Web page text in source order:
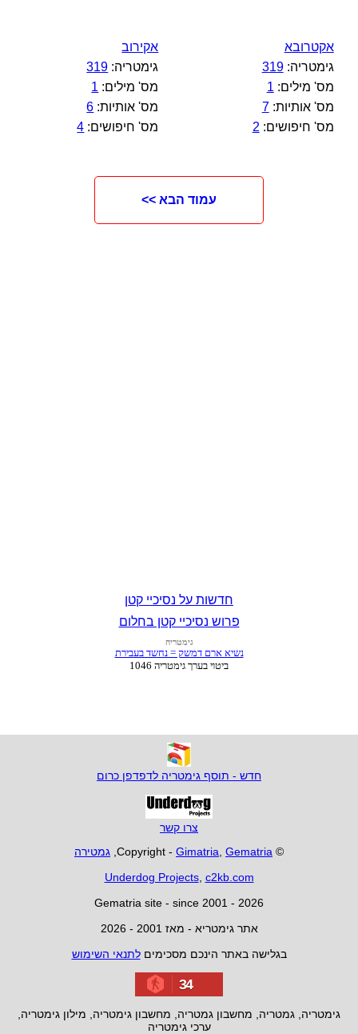
אקטרובא
גימטריה:319
מס' מילים: 1
מס' אותיות:7
מס' חיפושים: 2
אקירוב
גימטריה: 319
מס' מילים: 1
מס' אותיות: 6
מס' חיפושים: 4
עמוד הבא >>
חדשות על נסיכיי קטן
פרוש נסיכיי קטן בחלום
חדש - תוסף גימטריה לדפדפן כרום
צרו קשר
© Copyright -
Gimatria, Gematria
, גמטירה
Underdog Projects, c2kb.com
Gematria site - since 2001 - 2026
אתר גימטריא - מאז 2001 - 2026
בגלישה באתר הינכם מסכימיםלתנאי השימוש
34
גימטריה, גמטריה, מחשבון גמטריה, מחשבון גימטריה, מילון גימטריה,
ערכי גימטריה